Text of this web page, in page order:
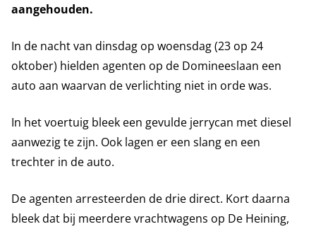
aangehouden.
In de nacht van dinsdag op woensdag (23 op 24
oktober) hielden agenten op de Domineeslaan een
auto aan waarvan de verlichting niet in orde was.
In het voertuig bleek een gevulde jerrycan met diesel
aanwezig te zijn. Ook lagen er een slang en een
trechter in de auto.
De agenten arresteerden de drie direct. Kort daarna
bleek dat bij meerdere vrachtwagens op De Heining,